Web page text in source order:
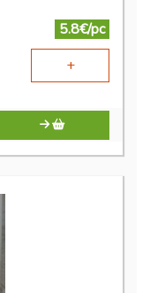
5.8€/pc
+